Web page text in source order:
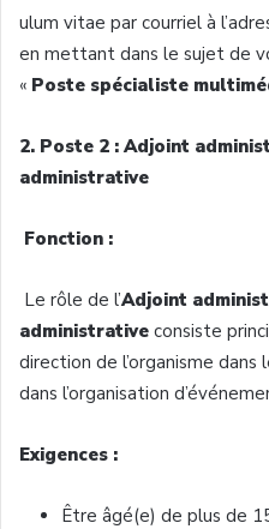
ulum vitae par courriel à
en mettant dans le sujet de
« Poste spécialiste
2. Poste 2 : Adjoint
administrative
Fonction :
Le rôle de l’Adjoint
administrative consiste
direction de l’organisme
dans l’organisation
Exigences :
Être âgé(e) de plus de